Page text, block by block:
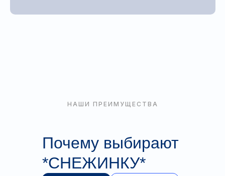
НАШИ ПРЕИМУЩЕСТВА
Почему выбирают
*СНЕЖИНКУ*